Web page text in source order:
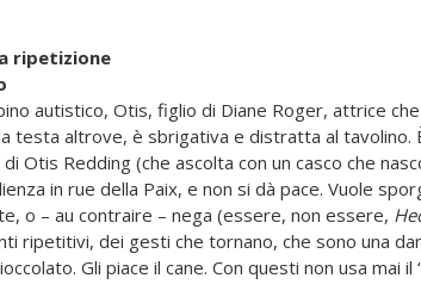
ripetizione
autistico, Otis, figlio di Diane Roger, attrice
testa altrove, è sbrigativa e distratta al tavolino.
di Otis Redding (che ascolta con un casco che
in rue della Paix, e non si dà pace. Vuole
o – au contraire – nega (essere, non essere,
ripetitivi, dei gesti che tornano, che sono una
Gli piace il cane. Con questi non usa mai il